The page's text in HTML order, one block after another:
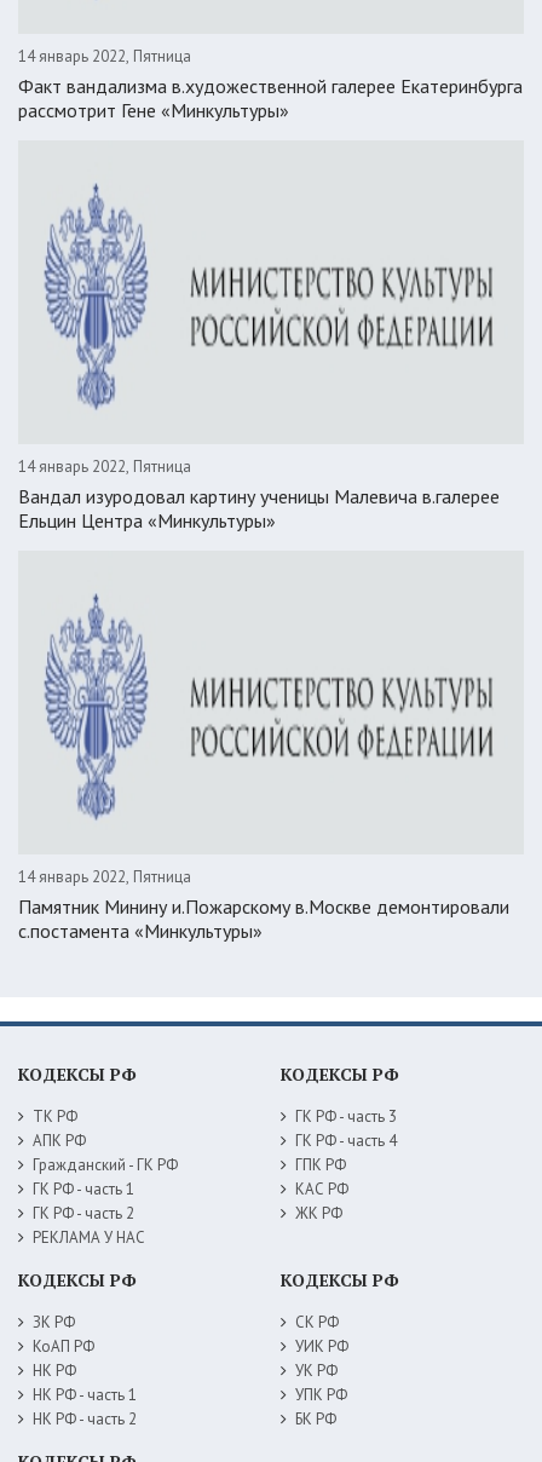
14 январь 2022, Пятница
Факт вандализма в.художественной галерее Екатеринбурга
рассмотрит Гене «Минкультуры»
14 январь 2022, Пятница
Вандал изуродовал картину ученицы Малевича в.галерее
Ельцин Центра «Минкультуры»
14 январь 2022, Пятница
Памятник Минину и.Пожарскому в.Москве демонтировали
с.постамента «Минкультуры»
КОДЕКСЫ РФ
ТК РФ
АПК РФ
Гражданский - ГК РФ
ГК РФ - часть 1
ГК РФ - часть 2
РЕКЛАМА У НАС
КОДЕКСЫ РФ
ГК РФ - часть 3
ГК РФ - часть 4
ГПК РФ
КАС РФ
ЖК РФ
КОДЕКСЫ РФ
ЗК РФ
КоАП РФ
НК РФ
НК РФ - часть 1
НК РФ - часть 2
КОДЕКСЫ РФ
СК РФ
УИК РФ
УК РФ
УПК РФ
БК РФ